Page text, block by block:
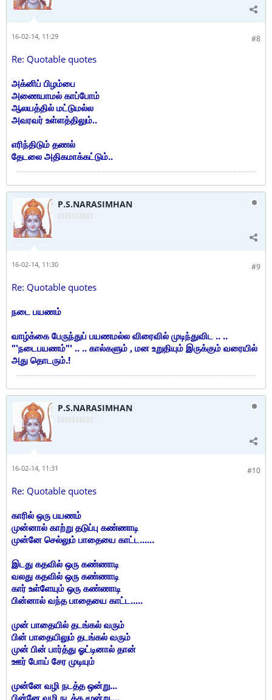
#8
16-02-14, 11:29
Re: Quotable quotes
அக்னிப் பிழம்பை
அணையாமல் காப்போம்
ஆலயத்தில் மட்டுமல்ல
அவரவர் உள்ளத்திலும்..
எரிந்திடும் தணல்
தேடலை அதிகமாக்கட்டும்..
P.S.NARASIMHAN
#9
16-02-14, 11:30
Re: Quotable quotes
நடை பயணம்
வாழ்க்கை பேருந்துப் பயணமல்ல விரைவில் முடிந்துவிட .. ..
"'நடைபயணம்"' .. .. கால்களும் , மன உறுதியும் இருக்கும் வரையில்
அது தொடரும்.!
P.S.NARASIMHAN
#10
16-02-14, 11:31
Re: Quotable quotes
காரில் ஒரு பயணம்
முன்னால் காற்று தடுப்பு கண்ணாடி
முன்னே செல்லும் பாதையை காட்ட......
இடது கதவில் ஒரு கண்ணாடி
வலது கதவில் ஒரு கண்ணாடி
கார் உள்ளேயும் ஒரு கண்ணாடி
பின்னால் வந்த பாதையை காட்ட.....
முன் பாதையில் தடங்கல் வரும்
பின் பாதையிலும் தடங்கல் வரும்
முன் பின் பார்த்து ஓட்டினால் தான்
ஊர் போய் சேர முடியும்
முன்னே வழி நடத்த ஒன்று...
பின்னே வழி நடத்த மூன்று....